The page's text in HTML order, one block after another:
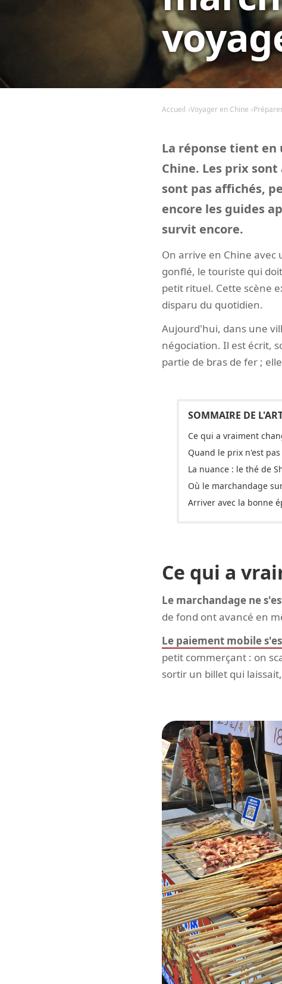
Accueil Voyager en Chine
La réponse tient en
Chine. Les prix
sont pas affichés,
encore les guides
survit encore.
On arrive en Chine
gonflé, le touriste qui
petit rituel. Cette scène
disparu du quotidien.
Aujourd'hui, dans une
négociation. Il est écrit,
partie de bras de fer ;
Ce qui a vraiment
Quand le prix n'est
La nuance : le thé de
Où le marchandage
Arriver avec la bonne
Ce qui a
Le marchandage ne
de fond ont avancé en
Le paiement mobile
petit commerçant : on
sortir un billet qui